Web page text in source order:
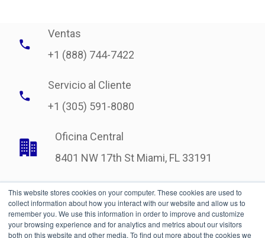
This website stores cookies on your computer. These cookies are used to
collect information about how you interact with our website and allow us to
remember you. We use this information in order to improve and customize
your browsing experience and for analytics and metrics about our visitors
both on this website and other media. To find out more about the cookies we
Ventas
+1 (888) 744-7422
Servicio al Cliente
+1 (305) 591-8080
Oficina Central
8401 NW 17th St Miami, FL 33191